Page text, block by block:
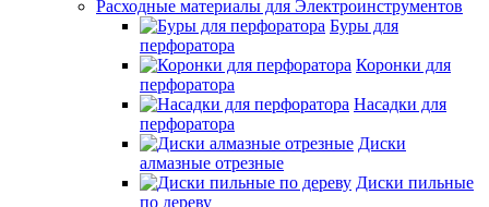
Расходные материалы для Электроинструментов
Буры для
перфоратора
Коронки для
перфоратора
Насадки для
перфоратора
Диски
алмазные отрезные
Диски пильные
по дереву